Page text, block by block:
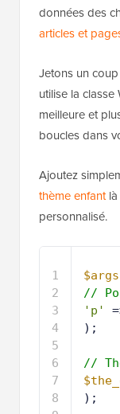
données des
articles et
Jetons un
utilise la
meilleure et
boucles dans
Ajoutez
thème enfant
personnalisé.
1
2
3
4
5
6
7
$args
//
'p'
);
//
);